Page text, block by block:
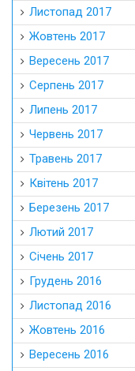
Листопад 2017
Жовтень 2017
Вересень 2017
Серпень 2017
Липень 2017
Червень 2017
Травень 2017
Квітень 2017
Березень 2017
Лютий 2017
Січень 2017
Грудень 2016
Листопад 2016
Жовтень 2016
Вересень 2016